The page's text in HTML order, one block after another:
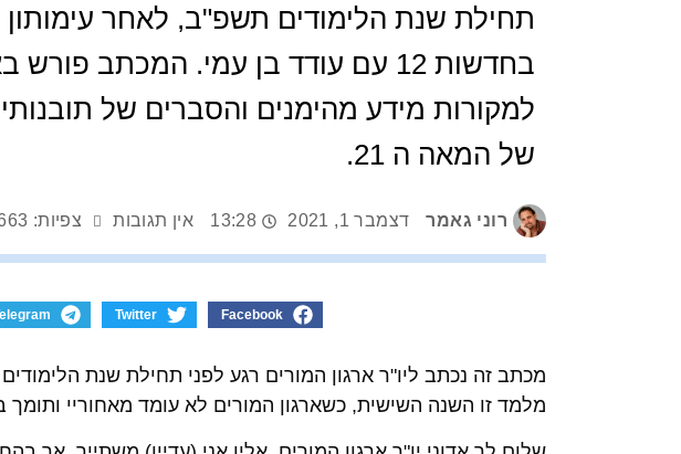
תחילת שנת הלימודים תשפ"ב, לאחר עימותון
בחדשות 12 עם עודד בן עמי. המכתב
למקורות מידע מהימנים והסברים של
של המאה ה 21.
רוני גאמר דצמבר 1, 2021 13:28 אין תגובות צפיות: 2,663
Facebook
Twitter
מכתב זה נכתב ליו"ר ארגון המורים רגע לפני תחילת שנת
מלמד זו השנה השישית, כשארגון המורים לא עומד מאחוריי ותומך